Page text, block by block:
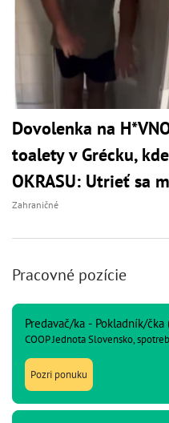
Dovolenka na
toalety v Grécku,
OKRASU: Utrieť sa
Zahraničné
Pracovné pozície
Predavač/ka - Pokladník/čka
COOP Jednota Slovensko,
Pozri ponuku